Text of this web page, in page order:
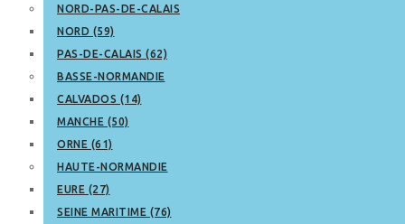
NORD-PAS-DE-CALAIS
NORD (59)
PAS-DE-CALAIS (62)
BASSE-NORMANDIE
CALVADOS (14)
MANCHE (50)
ORNE (61)
HAUTE-NORMANDIE
EURE (27)
SEINE MARITIME (76)